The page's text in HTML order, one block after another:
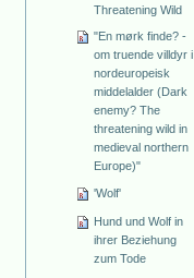
Threatening Wild
"En mørk finde? ­
om truende villdyr i
nordeuropeisk
middelalder (Dark
enemy? The
threatening wild in
medieval northern
Europe)"
'Wolf'
Hund und Wolf in
ihrer Beziehung
zum Tode